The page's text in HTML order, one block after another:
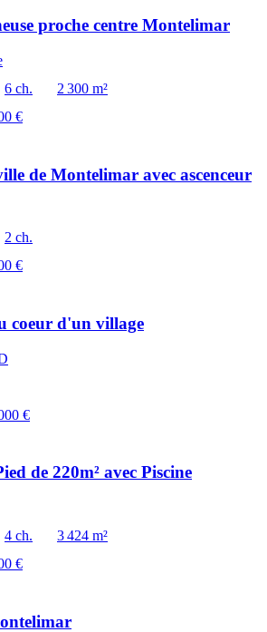
proche centre Montelimar
6 ch.
2 300 m²
€
de Montelimar avec ascenceur
2 ch.
€
coeur d'un village
€
de 220m² avec Piscine
4 ch.
3 424 m²
€